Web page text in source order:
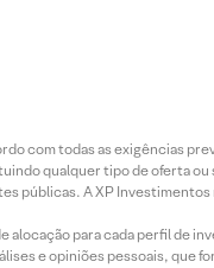
com todas as exigências
qualquer tipo de oferta
públicas. A XP
alocação para cada perfil de
e opiniões pessoais, que